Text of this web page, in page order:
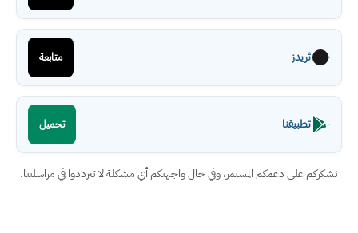
ثريدز متابعة
تطبيقنا تحميل
نشكركم على دعمكم المستمر، وفي حال واجهتكم أي مشكلة لا تترددوا في مراسلتنا.